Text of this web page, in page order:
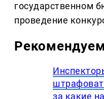
государственном
проведение
за какие